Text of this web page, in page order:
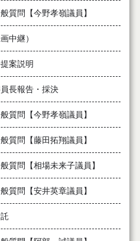
質問【今野孝嶺議員】
中継）
案説明
長報告・採決
質問【今野孝嶺議員】
質問【藤田拓翔議員】
質問【相場未来子議員】
質問【安井英章議員】